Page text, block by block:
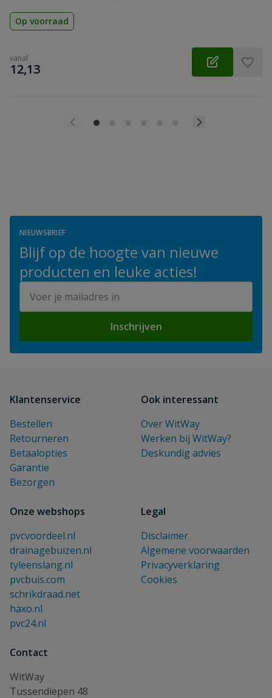
Op voorraad
vanaf
€
12,13
NIEUWSBRIEF
Blijf op de hoogte van nieuwe
producten en leuke acties!
Inschrijven
Klantenservice
Bestellen
Retourneren
Betaalopties
Garantie
Bezorgen
Ook interessant
Over WitWay
Werken bij WitWay?
Deskundig advies
Onze webshops
pvcvoordeel.nl
drainagebuizen.nl
tyleenslang.nl
pvcbuis.com
schrikdraad.net
haxo.nl
pvc24.nl
Legal
Disclaimer
Algemene voorwaarden
Privacyverklaring
Cookies
Contact
WitWay
Tussendiepen 48